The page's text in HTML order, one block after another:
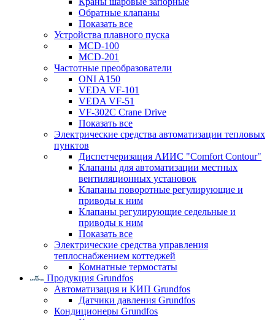
Обратные клапаны
Показать все
Устройства плавного пуска
MCD-100
MCD-201
Частотные преобразователи
ONI A150
VEDA VF-101
VEDA VF-51
VF-302C Crane Drive
Показать все
Электрические средства автоматизации тепловых
пунктов
Диспетчеризация АИИС "Comfort Contour"
Клапаны для автоматизации местных
вентиляционных установок
Клапаны поворотные регулирующие и
приводы к ним
Клапаны регулирующие седельные и
приводы к ним
Показать все
Электрические средства управления
теплоснабжением коттеджей
Комнатные термостаты
Продукция Grundfos
Автоматизация и КИП Grundfos
Датчики давления Grundfos
Кондиционеры Grundfos